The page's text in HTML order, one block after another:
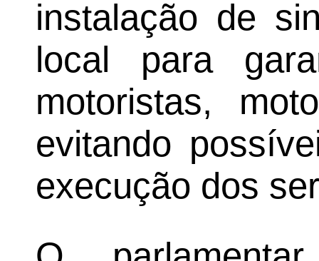
instalação de
local para
motoristas,
evitando
execução dos